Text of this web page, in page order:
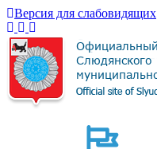
Версия для слабовидящих